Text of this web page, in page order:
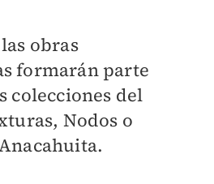
obras
formarán parte
colecciones del
Nodos o